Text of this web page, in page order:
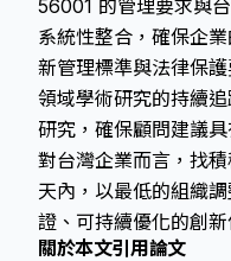
56001 的管理要求與
系統性整合，確保企
新管理標準與法律保
領域學術研究的持續
研究，確保顧問建議
對台灣企業而言，找
天內，以最低的組織
證、可持續優化的創新
關於本文引用論文